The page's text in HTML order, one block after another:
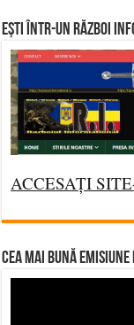
Ești într-un RĂZBOI
ACCESAȚI
CEA MAI BUNĂ